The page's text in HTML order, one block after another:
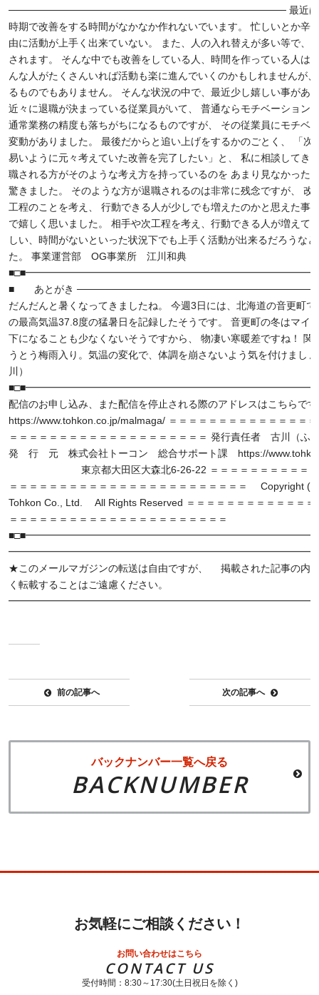
─────────────────────────────────────── 最近は
時期で改善をする時間がなかなか作れないでいます。 忙しいとか辛
由に活動が上手く出来ていない。 また、人の入れ替えが多い等で、
されます。 そんな中でも改善をしている人、時間を作っている人は
んな人がたくさんいれば活動も楽に進んでいくのかもしれませんが
るものでもありません。 そんな状況の中で、最近少し嬉しい事があ
近々に退職が決まっている従業員がいて、 普通ならモチベーション
通常業務の精度も落ちがちになるものですが、 その従業員にモチベ
変動がありました。 最後だからと追い上げをするかのごとく、 「次
易いように元々考えていた改善を完了したい」と、 私に相談してき
職される方がそのような考え方を持っているのを あまり見なかった
驚きました。 そのような方が退職されるのは非常に残念ですが、 改
工程のことを考え、 行動できる人が少しでも増えたのかと思えた事
で嬉しく思いました。 相手や次工程を考え、行動できる人が増えて
しい、時間がないといった状況下でも上手く活動が出来るだろうな
た。 事業運営部 OG事業所 江川和典
■ あとがき
だんだんと暑くなってきましたね。 今週3日には、北海道の音更町で
の最高気温37.8度の猛暑日を記録したそうです。 音更町の冬はマイ
下になることも少なくないそうですから、 物凄い寒暖差ですね！ 関
うとう梅雨入り。気温の変化で、体調を崩さないよう気を付けまし
川）
配信のお申し込み、また配信を停止される際のアドレスはこちらで
https://www.tohkon.co.jp/malmaga/ ＝＝＝＝＝＝＝＝＝＝＝＝＝＝
＝＝＝＝＝＝＝＝＝＝＝＝＝＝＝＝＝＝＝＝ 発行責任者 古川（ふ
発 行 元 株式会社トーコン 総合サポート課 https://
東京都大田区大森北6-26-22 ＝＝＝＝＝＝＝＝＝＝＝
＝＝＝＝＝＝＝＝＝＝＝＝＝＝＝＝＝＝＝＝＝＝＝＝ Copyright
Tohkon Co., Ltd. All Rights Reserved ＝＝＝＝＝＝＝＝＝＝＝＝＝
＝＝＝＝＝＝＝＝＝＝＝＝＝＝＝＝＝＝＝＝＝＝
★このメールマガジンの転送は自由ですが、 掲載された記事の内
く転載することはご遠慮ください。
前の記事へ 次の記事へ
バックナンバー一覧へ戻る
BACKNUMBER
お気軽にご相談ください！
お問い合わせはこちら
CONTACT US
受付時間：8:30～17:30(土日祝日を除く)